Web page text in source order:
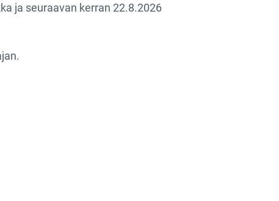
ja seuraavan kerran 22.8.2026